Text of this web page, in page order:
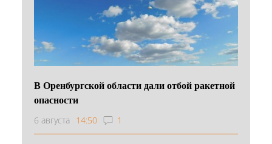
В Оренбургской области дали отбой ракетной
опасности
6 августа 14:50 1